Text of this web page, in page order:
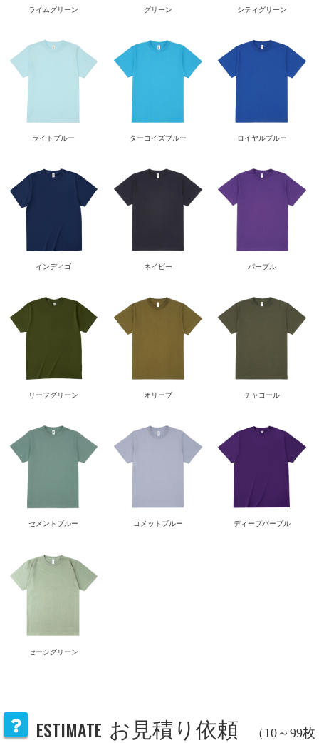
ライムグリーン グリーン シティグリーン
ライトブルー ターコイズブルー ロイヤルブルー
インディゴ ネイビー パープル
リーフグリーン オリーブ チャコール
セメントブルー コメットブルー ディープパープル
セージグリーン
ESTIMATE お見積り依頼
（10～99枚